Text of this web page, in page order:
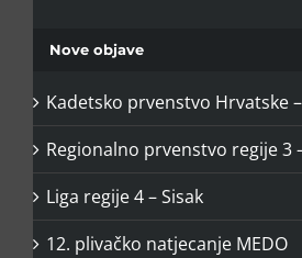
Nove objave
Kadetsko prvenstvo Hrvatske
Regionalno prvenstvo regije 3
Liga regije 4 – Sisak
12. plivačko natjecanje MEDO⁣